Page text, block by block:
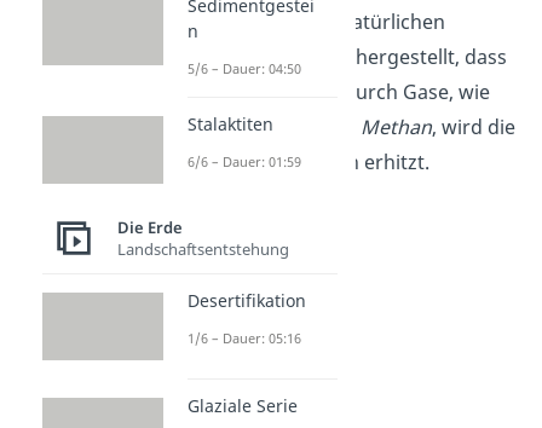
gesorgt: Mithilfe des natürlichen
Treibhauseffekts ist sichergestellt, dass
wird. Durch Gase, wie
Kohlenstoffdioxid
Methan, wird die
Erde nämlich zusätzlich erhitzt.
Sedimentgestei
n
5/6 – Dauer: 04:50
Stalaktiten
6/6 – Dauer: 01:59
Die Erde
Landschaftsentstehung
Desertifikation
1/6 – Dauer: 05:16
Glaziale Serie